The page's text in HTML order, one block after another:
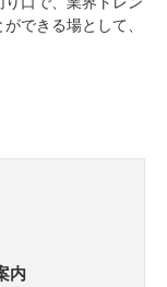
できる場として、
内